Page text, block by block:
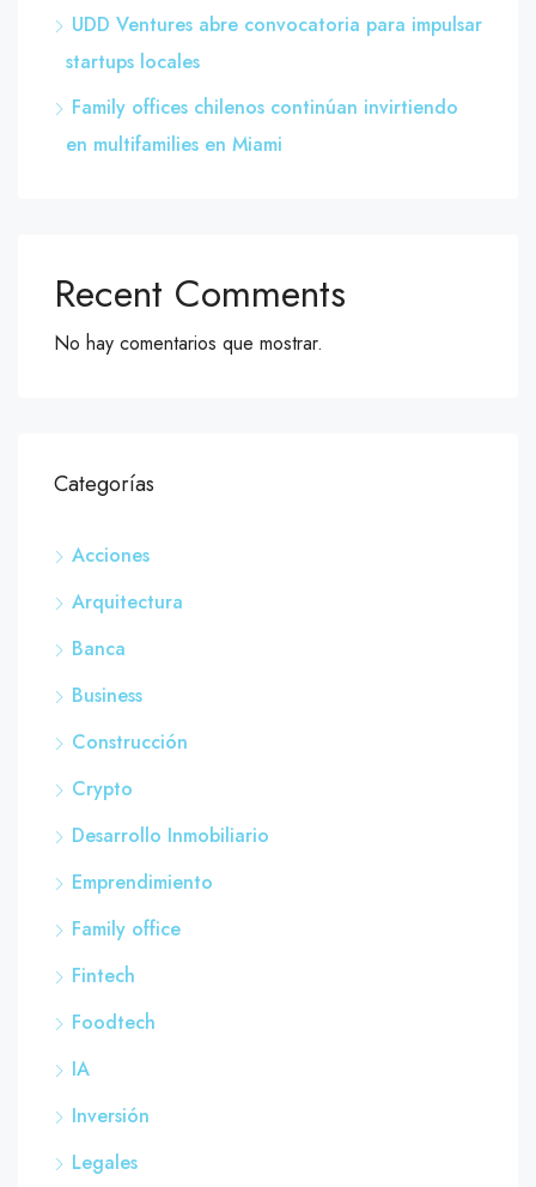
UDD Ventures abre convocatoria para impulsar
startups locales
Family offices chilenos continúan invirtiendo
en multifamilies en Miami
Recent Comments
No hay comentarios que mostrar.
Categorías
Acciones
Arquitectura
Banca
Business
Construcción
Crypto
Desarrollo Inmobiliario
Emprendimiento
Family office
Fintech
Foodtech
IA
Inversión
Legales